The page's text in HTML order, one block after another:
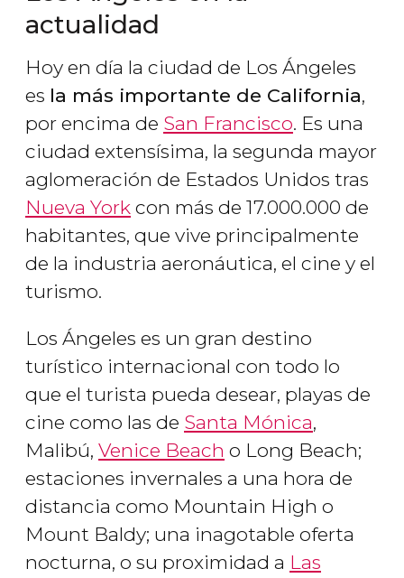
actualidad
Hoy en día la ciudad de Los Ángeles
es la más importante de California,
por encima de San Francisco. Es una
ciudad extensísima, la segunda mayor
aglomeración de Estados Unidos tras
Nueva York con más de 17.000.000 de
habitantes, que vive principalmente
de la industria aeronáutica, el cine y el
turismo.
Los Ángeles es un gran destino
turístico internacional con todo lo
que el turista pueda desear, playas de
cine como las de Santa Mónica,
Malibú, Venice Beach o Long Beach;
estaciones invernales a una hora de
distancia como Mountain High o
Mount Baldy; una inagotable oferta
nocturna, o su proximidad a Las